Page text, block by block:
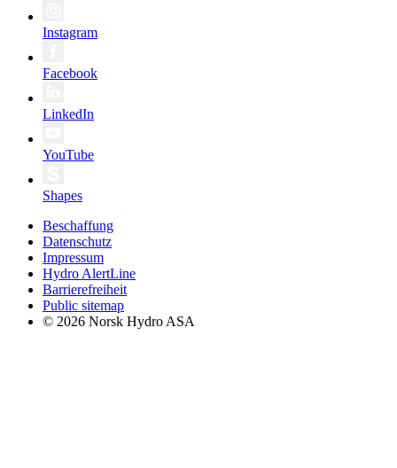
Instagram
Facebook
LinkedIn
YouTube
Shapes
Beschaffung
Datenschutz
Impressum
Hydro AlertLine
Barrierefreiheit
Public sitemap
© 2026 Norsk Hydro ASA